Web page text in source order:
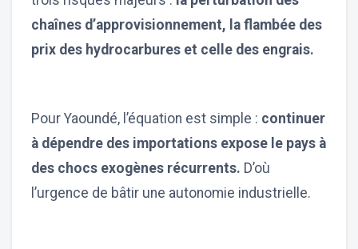
chaînes d’approvisionnement, la flambée des
prix des hydrocarbures et celle des engrais.
Pour Yaoundé, l’équation est simple : continuer
à dépendre des importations expose le pays à
des chocs exogènes récurrents. D’où
l’urgence de bâtir une autonomie industrielle.